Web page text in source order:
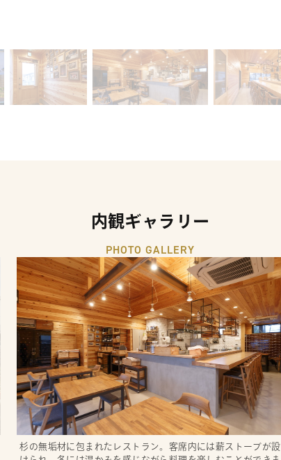
内観ギャラリー
PHOTO GALLERY
杉の無垢材に包まれたレストラン。客席内には薪ストーブが設